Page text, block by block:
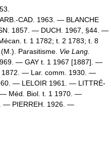
CAD. 1963. — BLANCHE
1857. — DUCH. 1967, §44. —
t. 1 1782; t. 2 1783; t. 8
Parasitisme. Vie Lang.
— GAY t. 1 1967 [1887]. —
1872. — Lar. comm. 1930. —
— LELOIR 1961. — LITTRÉ-
Méd. Biol. t. 1 1970. —
— PIERREH. 1926. —